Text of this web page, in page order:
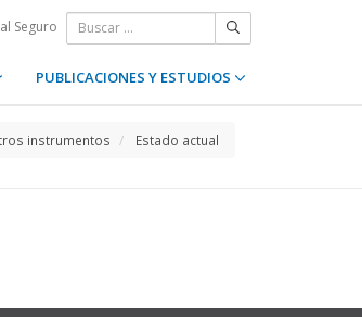
Seguro
PUBLICACIONES Y ESTUDIOS
instrumentos Estado actual